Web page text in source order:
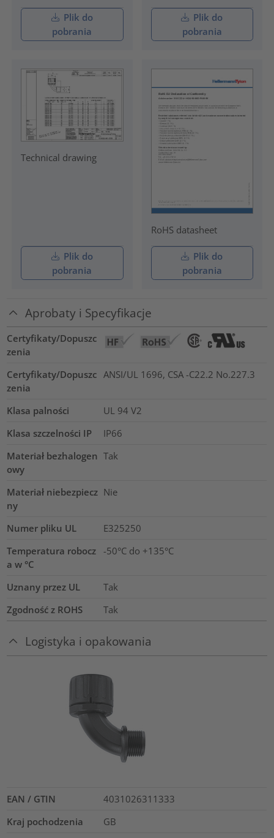
Plik do
pobrania
Plik do
pobrania
Technical drawing
Plik do
pobrania
RoHS datasheet
Plik do
pobrania
Aprobaty i Specyfikacje
Certyfikaty/Dopuszc
zenia
Certyfikaty/Dopuszc
zenia
ANSI/UL 1696, CSA -C22.2 No.227.3
Klasa palności
UL 94 V2
Klasa szczelności IP
IP66
Materiał bezhalogen
owy
Tak
Materiał niebezpiecz
ny
Nie
Numer pliku UL
E325250
Temperatura robocz
a w °C
-50°C do +135°C
Uznany przez UL
Tak
Zgodność z ROHS
Tak
Logistyka i opakowania
EAN / GTIN
4031026311333
Kraj pochodzenia
GB